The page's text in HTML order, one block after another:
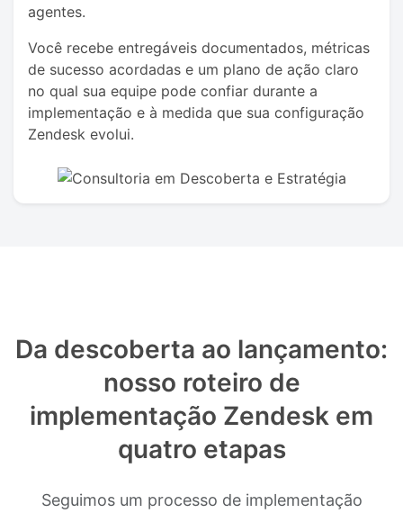
agentes.
Você recebe entregáveis ​​documentados, métricas
de sucesso acordadas e um plano de ação claro
no qual sua equipe pode confiar durante a
implementação e à medida que sua configuração
Zendesk evolui.
Da descoberta ao lançamento:
nosso roteiro de
implementação Zendesk em
quatro etapas
Seguimos um processo de implementação